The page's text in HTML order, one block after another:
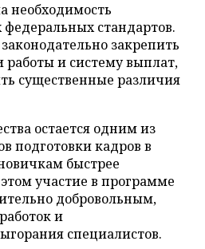
необходимость
стандартов.
закрепить
работы и систему выплат,
существенные различия
остается одним из
подготовки кадров в
быстрее
участие в программе
добровольным,
и
специалистов.